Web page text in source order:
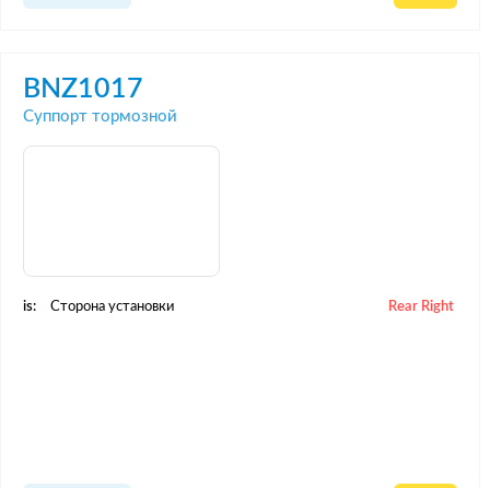
BNZ1017
Суппорт тормозной
is: Сторона установки Rear Right